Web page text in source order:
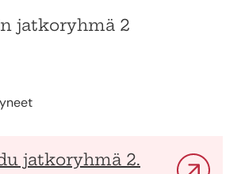
jatkoryhmä 2
jatkoryhmä 2.